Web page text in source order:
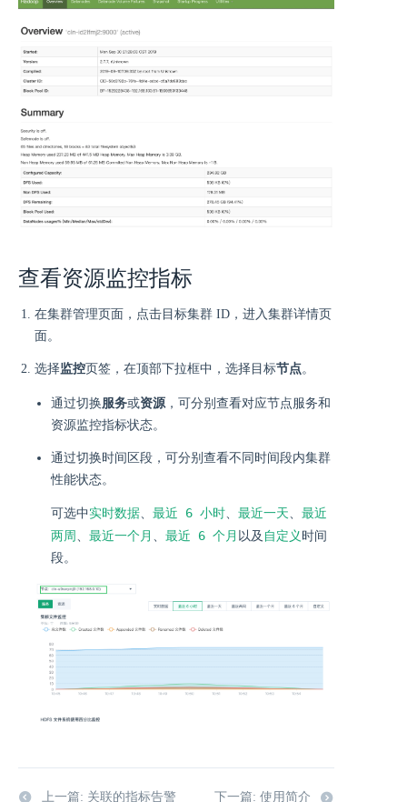
查看资源监控指标
在集群管理页面，点击目标集群 ID，进入集群详情页
面。
选择监控页签，在顶部下拉框中，选择目标节点。
通过切换服务或资源 ，可分别查看对应节点服务和
资源监控指标状态。
通过切换时间区段，可分别查看不同时间段内集群
性能状态。
可选中 实时数据 最近 6 小时 最近一天
最近
两周
最近一个月 最近 6 个月 以及 自定义 时间
段。
上一篇: 关联的指标告警 下一篇: 使用简介